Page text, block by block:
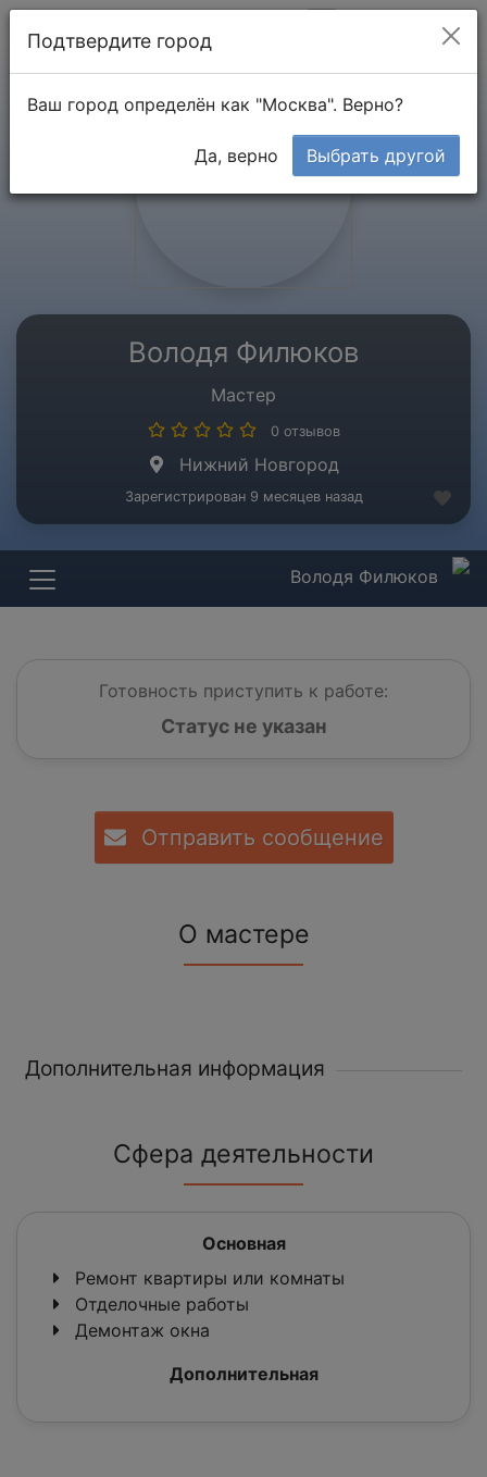
Володя Филюков
Мастер
0 отзывов
Нижний Новгород
Зарегистрирован 9 месяцев назад
Володя Филюков
Готовность приступить к работе:
Статус не указан
Отправить сообщение
О мастере
Дополнительная информация
Сфера деятельности
Основная
Ремонт квартиры или комнаты
Отделочные работы
Демонтаж окна
Дополнительная
Подтвердите город
Ваш город определён как "Москва". Верно?
Да, верно Выбрать другой